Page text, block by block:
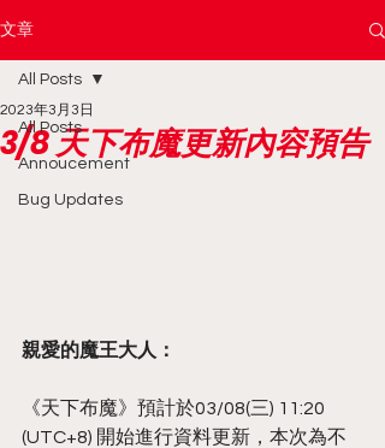
文章
All Posts
Annoucement
Bug Updates
All Posts
3/8 天下布魔更新內容預告
2023年3月3日
親愛的魔王大人：
《天下布魔》預計於03/08(三) 11:20
(UTC+8) 開始進行資料更新，本次為不